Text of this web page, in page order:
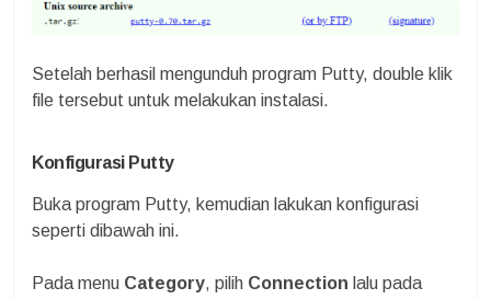
Setelah berhasil mengunduh program Putty, double klik
file tersebut untuk melakukan instalasi.
Konfigurasi Putty
Buka program Putty, kemudian lakukan konfigurasi
seperti dibawah ini.
Pada menu Category, pilih Connection lalu pada